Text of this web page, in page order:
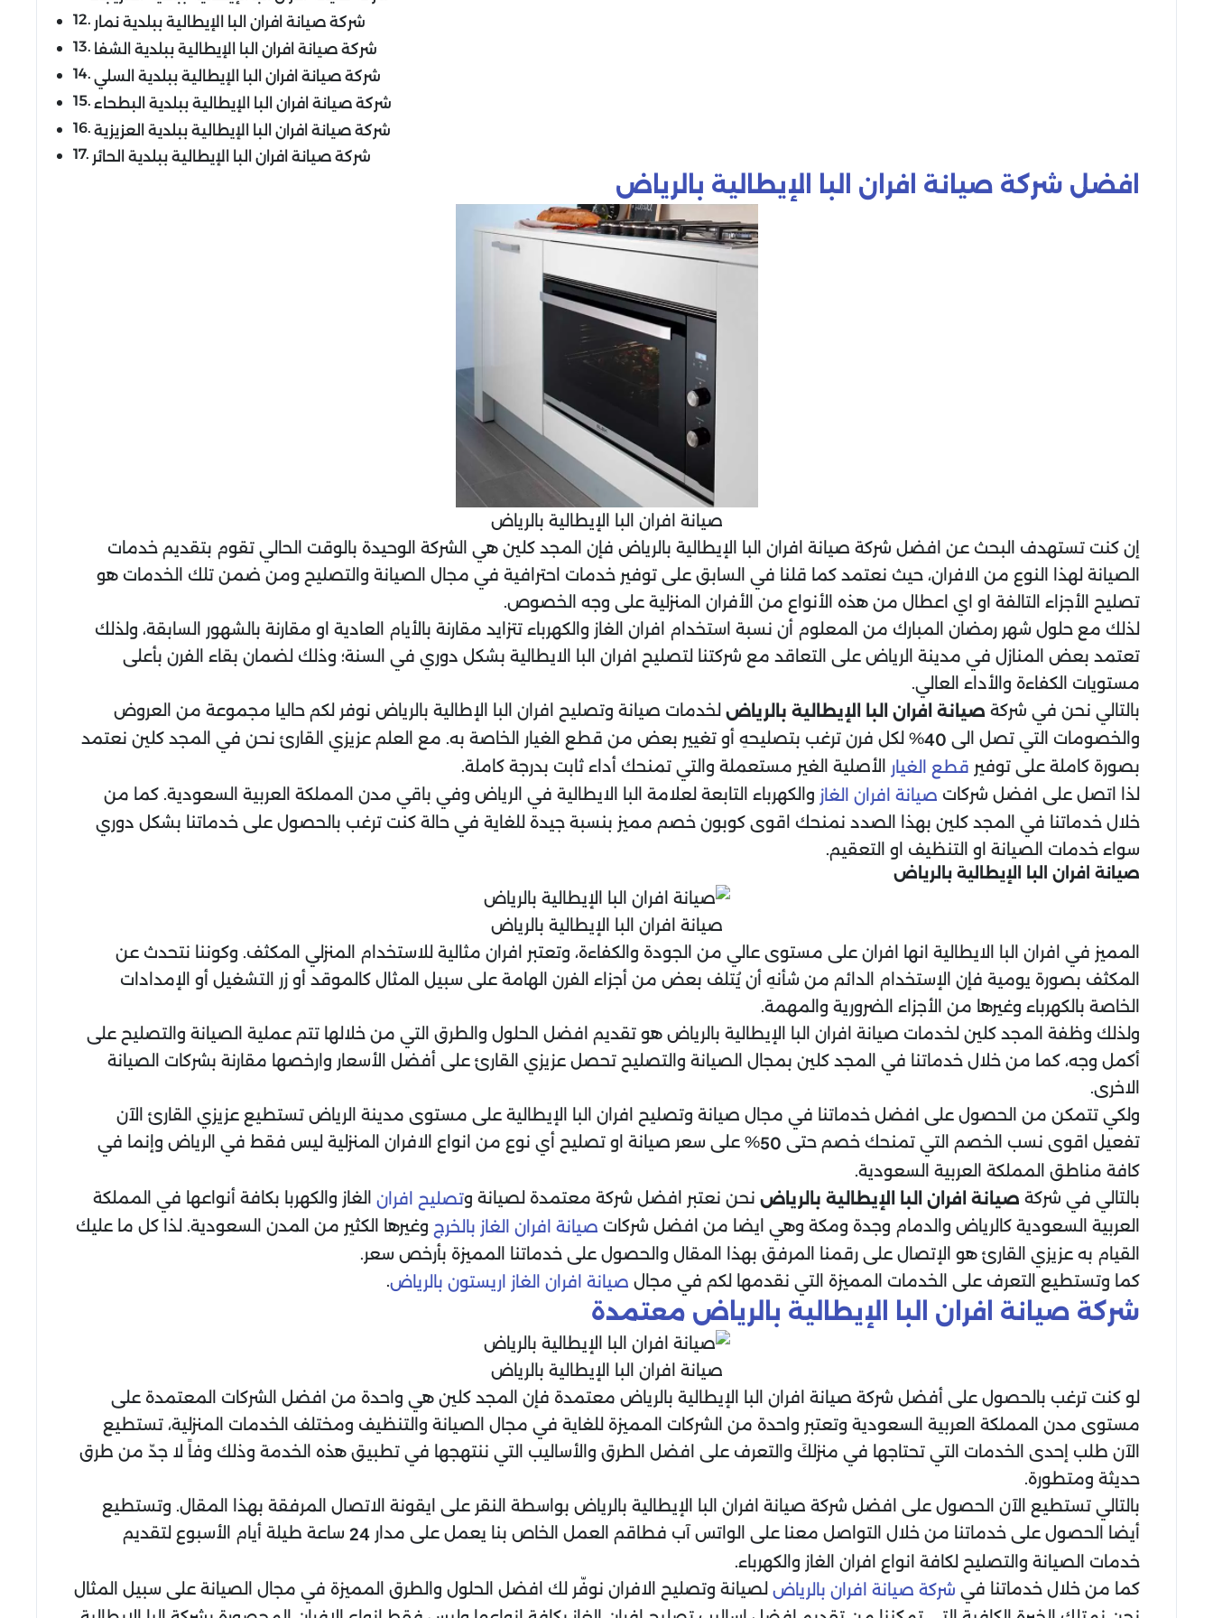
شركة صيانة افران البا الإيطالية ببلدية نمار
شركة صيانة افران البا الإيطالية ببلدية الشفا
شركة صيانة افران البا الإيطالية ببلدية السلي
شركة صيانة افران البا الإيطالية ببلدية البطحاء
شركة صيانة افران البا الإيطالية ببلدية العزيزية
شركة صيانة افران البا الإيطالية ببلدية الحائر
افضل شركة صيانة افران البا الإيطالية بالرياض
صيانة افران البا الإيطالية بالرياض
إن كنت تستهدف البحث عن افضل شركة صيانة افران البا الإيطالية بالرياض فإن المجد كلين هي الشركة الوحيدة بالوقت الحالي تقوم بتقديم خدمات
الصيانة لهذا النوع من الافران، حيث نعتمد كما قلنا في السابق على توفير خدمات احترافية في مجال الصيانة والتصليح ومن ضمن تلك الخدمات هو
تصليح الأجزاء التالفة او اي اعطال من هذه الأنواع من الأفران المنزلية على وجه الخصوص.
لذلك مع حلول شهر رمضان المبارك من المعلوم أن نسبة استخدام افران الغاز والكهرباء تتزايد مقارنة بالأيام العادية او مقارنة بالشهور السابقة، ولذلك
تعتمد بعض المنازل في مدينة الرياض على التعاقد مع شركتنا لتصليح افران البا الايطالية بشكل دوري في السنة؛ وذلك لضمان بقاء الفرن بأعلى
مستويات الكفاءة والأداء العالي.
بالتالي نحن في شركة صيانة افران البا الإيطالية بالرياض لخدمات صيانة وتصليح افران البا الإطالية بالرياض نوفر لكم حاليا مجموعة من العروض
والخصومات التي تصل الى 40% لكل فرن ترغب بتصليحهِ أو تغيير بعض من قطع الغيار الخاصة به. مع العلم عزيزي القارئ نحن في المجد كلين نعتمد
بصورة كاملة على توفير قطع الغيار الأصلية الغير مستعملة والتي تمنحك أداء ثابت بدرجة كاملة.
لذا اتصل على افضل شركات صيانة افران الغاز والكهرباء التابعة لعلامة البا الايطالية في الرياض وفي باقي مدن المملكة العربية السعودية. كما من
خلال خدماتنا في المجد كلين بهذا الصدد نمنحك اقوى كوبون خصم مميز بنسبة جيدة للغاية في حالة كنت ترغب بالحصول على خدماتنا بشكل دوري
سواء خدمات الصيانة او التنظيف او التعقيم.
صيانة افران البا الإيطالية بالرياض
صيانة افران البا الإيطالية بالرياض
المميز في افران البا الايطالية انها افران على مستوى عالي من الجودة والكفاءة، وتعتبر افران مثالية للاستخدام المنزلي المكثف. وكوننا نتحدث عن
المكثف بصورة يومية فإن الإستخدام الدائم من شأنهِ أن يُتلف بعض من أجزاء الفرن الهامة على سبيل المثال كالموقد أو زر التشغيل أو الإمدادات
الخاصة بالكهرباء وغيرها من الأجزاء الضرورية والمهمة.
ولذلك وظفة المجد كلين لخدمات صيانة افران البا الإيطالية بالرياض هو تقديم افضل الحلول والطرق التي من خلالها تتم عملية الصيانة والتصليح على
أكمل وجه، كما من خلال خدماتنا في المجد كلين بمجال الصيانة والتصليح تحصل عزيزي القارئ على أفضل الأسعار وارخصها مقارنة بشركات الصيانة
الاخرى.
ولكي تتمكن من الحصول على افضل خدماتنا في مجال صيانة وتصليح افران البا الإيطالية على مستوى مدينة الرياض تستطيع عزيزي القارئ الآن
تفعيل اقوى نسب الخصم التي تمنحك خصم حتى 50% على سعر صيانة او تصليح أي نوع من انواع الافران المنزلية ليس فقط في الرياض وإنما في
كافة مناطق المملكة العربية السعودية.
بالتالي في شركة صيانة افران البا الإيطالية بالرياض نحن نعتبر افضل شركة معتمدة لصيانة وتصليح افران الغاز والكهربا بكافة أنواعها في المملكة
العربية السعودية كالرياض والدمام وجدة ومكة وهي ايضا من افضل شركات صيانة افران الغاز بالخرج وغيرها الكثير من المدن السعودية. لذا كل ما عليك
القيام به عزيزي القارئ هو الإتصال على رقمنا المرفق بهذا المقال والحصول على خدماتنا المميزة بأرخص سعر.
كما وتستطيع التعرف على الخدمات المميزة التي نقدمها لكم في مجال صيانة افران الغاز اريستون بالرياض.
شركة صيانة افران البا الإيطالية بالرياض معتمدة
صيانة افران البا الإيطالية بالرياض
لو كنت ترغب بالحصول على أفضل شركة صيانة افران البا الإيطالية بالرياض معتمدة فإن المجد كلين هي واحدة من افضل الشركات المعتمدة على
مستوى مدن المملكة العربية السعودية وتعتبر واحدة من الشركات المميزة للغاية في مجال الصيانة والتنظيف ومختلف الخدمات المنزلية، تستطيع
الآن طلب إحدى الخدمات التي تحتاجها في منزلكَ والتعرف على افضل الطرق والأساليب التي ننتهجها في تطبيق هذه الخدمة وذلك وفاً لا جدّ من طرق
حديثة ومتطورة.
بالتالي تستطيع الآن الحصول على افضل شركة صيانة افران البا الإيطالية بالرياض بواسطة النقر على ايقونة الاتصال المرفقة بهذا المقال. وتستطيع
أيضا الحصول على خدماتنا من خلال التواصل معنا على الواتس آب فطاقم العمل الخاص بنا يعمل على مدار 24 ساعة طيلة أيام الأسبوع لتقديم
خدمات الصيانة والتصليح لكافة انواع افران الغاز والكهرباء.
كما من خلال خدماتنا في شركة صيانة افران بالرياض لصيانة وتصليح الافران نوفّر لك افضل الحلول والطرق المميزة في مجال الصيانة على سبيل المثال